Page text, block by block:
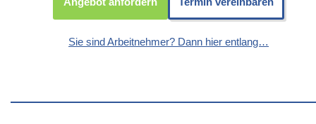
Sie sind Arbeitnehmer? Dann hier entlang…